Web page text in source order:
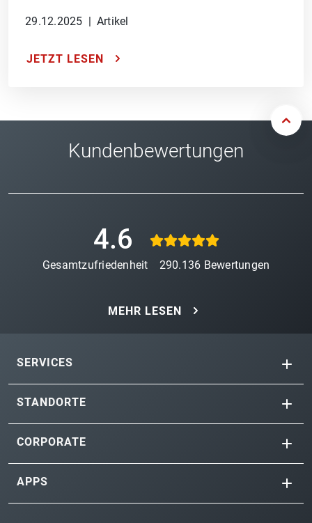
29.12.2025 Artikel
JETZT LESEN
Kundenbewertungen
4.6
Gesamtzufriedenheit 290.136 Bewertungen
MEHR LESEN
SERVICES
STANDORTE
CORPORATE
APPS